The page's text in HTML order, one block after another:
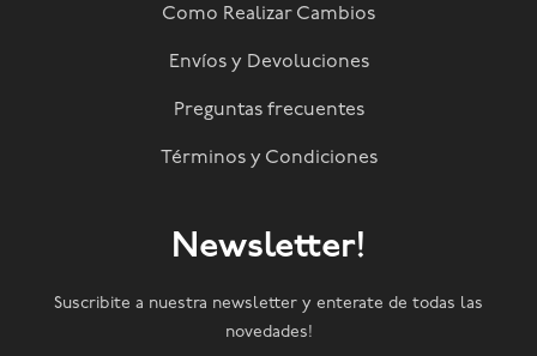
Como Realizar Cambios
Envíos y Devoluciones
Preguntas frecuentes
Términos y Condiciones
Newsletter!
Suscribite a nuestra newsletter y enterate de todas las
novedades!